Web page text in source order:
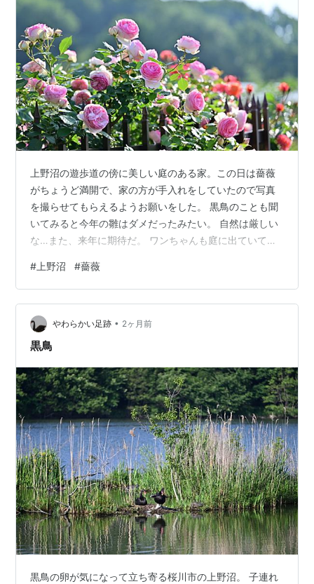
上野沼の遊歩道の傍に美しい庭のある家。この日は薔薇
がちょうど満開で、家の方が手入れをしていたので写真
を撮らせてもらえるようお願いをした。 黒鳥のことも聞
いてみると今年の雛はダメだったみたい。 自然は厳しい
な…また、来年に期待だ。 ワンちゃんも庭に出ていて、
たけど、お行儀良く。 2026/5/17撮影 Nikon Z8 写真(全
般)ランキング ← ランキングに参加しています。ポチッ
と応援お願いします。 にほんブログ村← 村にもポチッと
応援お願いします。
# 上野沼 #薔薇
やわらかい足跡 • 2ヶ月前
黒鳥
黒鳥の卵が気になって立ち寄る桜川市の上野沼。 子連れ